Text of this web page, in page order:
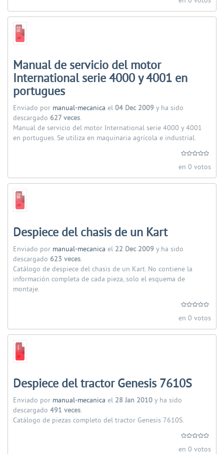
Manual de servicio del motor
International serie 4000 y 4001 en
portugues
Enviado por manual-mecanica el 04 Dec 2009 y ha sido
descargado 627 veces.
Manual de servicio del motor International serie 4000 y 4001
en portugues. Se utiliza en maquinaria agrícola e industrial.
en 0 votos
Despiece del chasis de un Kart
Enviado por manual-mecanica el 22 Dec 2009 y ha sido
descargado 623 veces.
Catálogo de despiece del chasis de un Kart. No contiene la
información completa de cada pieza, solo el esquema de
montaje.
en 0 votos
Despiece del tractor Genesis 7610S
Enviado por manual-mecanica el 28 Jan 2010 y ha sido
descargado 491 veces.
Catálogo de piezas completo del tractor Genesis 7610S.
en 0 votos